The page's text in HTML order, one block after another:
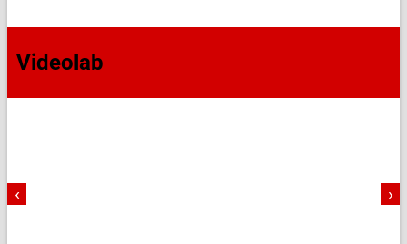
Videolab
‹ ›